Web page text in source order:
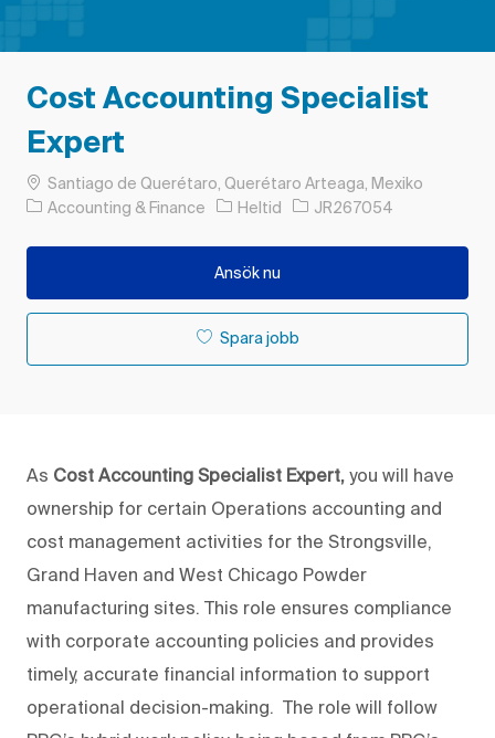
Cost Accounting Specialist
Expert
PlatsSantiago de Querétaro, Querétaro Arteaga, Mexiko
Kategori
Accounting & Finance Typ av jobb
Heltid Jobb-ID
JR267054
Ansök nu
Spara jobb
As Cost Accounting Specialist Expert, you will have
ownership for certain Operations accounting and
cost management activities for the Strongsville,
Grand Haven and West Chicago Powder
manufacturing sites. This role ensures compliance
with corporate accounting policies and provides
timely, accurate financial information to support
operational decision-making. The role will follow